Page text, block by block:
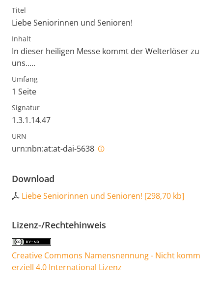
Titel
Liebe Seniorinnen und Senioren!
Inhalt
In dieser heiligen Messe kommt der Welterlöser zu
uns.....
Umfang
1 Seite
Signatur
1.3.1.14.47
URN
urn:nbn:at:at-dai-5638
Download
Liebe Seniorinnen und Senioren! [298,70 kb]
Lizenz-/Rechtehinweis
Creative Commons Namensnennung - Nicht komm
erziell 4.0 International Lizenz